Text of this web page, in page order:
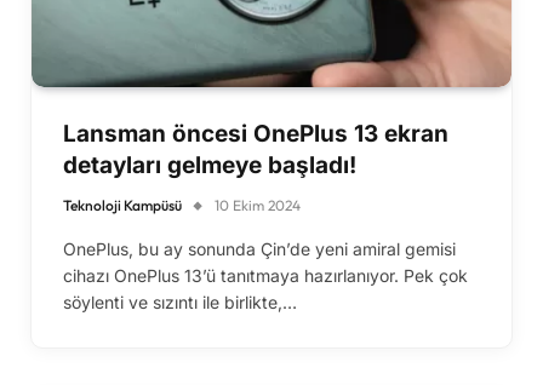
Lansman öncesi OnePlus 13 ekran
detayları gelmeye başladı!
Teknoloji Kampüsü 10 Ekim 2024
OnePlus, bu ay sonunda Çin’de yeni amiral gemisi
cihazı OnePlus 13’ü tanıtmaya hazırlanıyor. Pek çok
söylenti ve sızıntı ile birlikte,…